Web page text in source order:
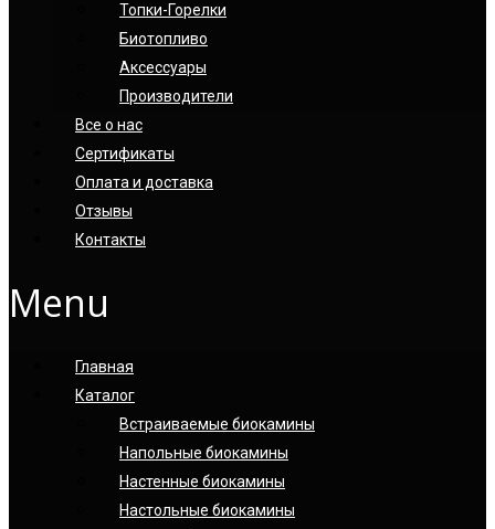
Топки-Горелки
Биотопливо
Аксессуары
Производители
Все о нас
Сертификаты
Оплата и доставка
Отзывы
Контакты
Menu
Главная
Каталог
Встраиваемые биокамины
Напольные биокамины
Настенные биокамины
Настoльные биокамины